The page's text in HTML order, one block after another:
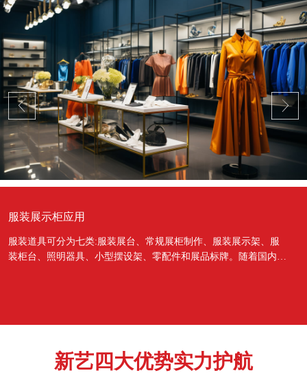
服装展示柜应用
服装道具可分为七类:服装展台、常规展柜制作、服装展示架、服
装柜台、照明器具、小型摆设架、零配件和展品标牌。随着国内经
新艺四大优势实力护航